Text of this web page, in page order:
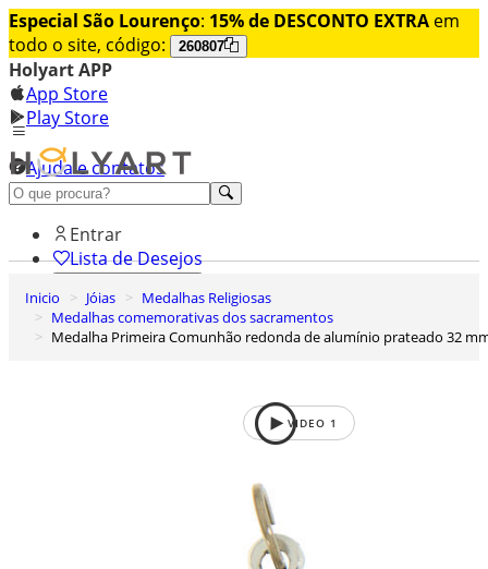
Especial São Lourenço: 15% de DESCONTO EXTRA em
todo o site, código:
260807
Holyart APP
App Store
Play Store
Ajuda e contatos
Conheça premium
Entrar
Lista de Desejos
0
Carrinho de Compras
Inicio Jóias
Medalhas Religiosas
Medalhas comemorativas dos sacramentos
Medalha Primeira Comunhão redonda de alumínio prateado 32
VIDEO 1